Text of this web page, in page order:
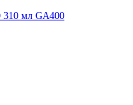
310 мл GA400